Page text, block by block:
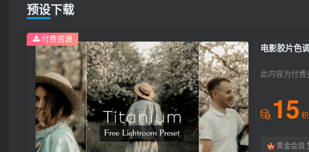
预设下载
电影胶片色
此内容为付
15
黄金会员
付费资源